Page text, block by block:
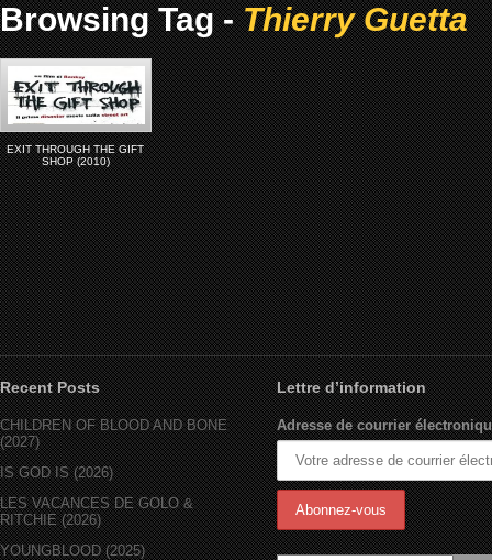
Browsing Tag -Thierry Guetta
EXIT THROUGH THE GIFT
SHOP (2010)
Recent Posts
CHILDREN OF BLOOD AND BONE
(2027)
IS GOD IS (2026)
LES VACANCES DE GOLO &
RITCHIE (2026)
YOUNGBLOOD (2025)
Lettre d’information
Adresse de courrier